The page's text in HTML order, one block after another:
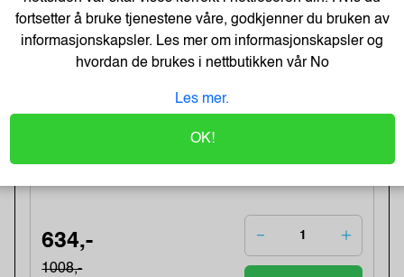
-37%
Kondator QuickClick
Varenummer:164139 /427-1203B
Lagerstatus:4 stk på lager.
Obs, kun2 Stk. til denne tilbudsprisen
634,-
1008,-
fortsetter å bruke tjenestene våre, godkjenner du bruken av
informasjonskapsler. Les mer om informasjonskapsler og
hvordan de brukes i nettbutikken vårNo
Les mer.
OK!